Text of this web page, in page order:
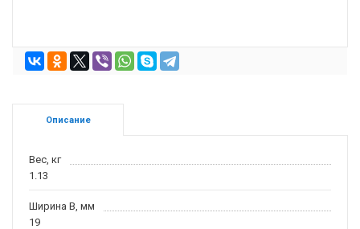
Описание
Вес, кг
1.13
Ширина B, мм
19